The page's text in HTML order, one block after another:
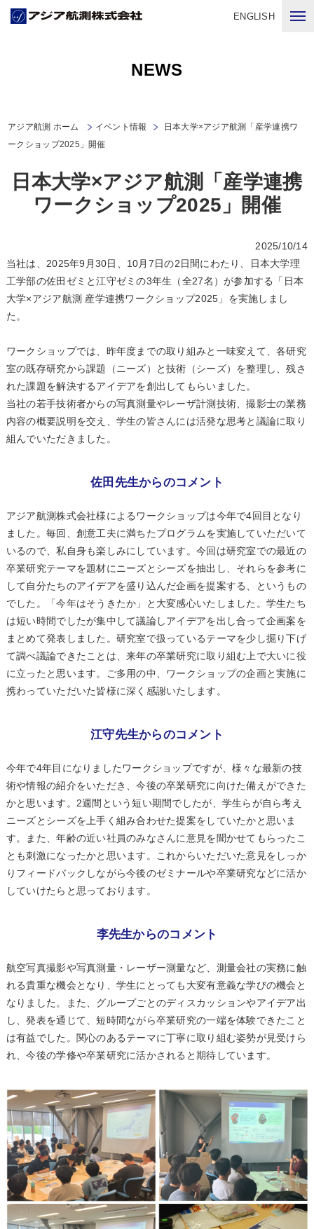
ENGLISH
NEWS
アジア航測 ホーム イベント情報
日本大学×アジア航測「産学連携ワ
ークショップ2025」開催
日本大学×アジア航測「産学連携
ワークショップ2025」開催
2025/10/14
当社は、2025年9月30日、10月7日の2日間にわたり、日本大学理
工学部の佐田ゼミと江守ゼミの3年生（全27名）が参加する「日本
大学×アジア航測 産学連携ワークショップ2025」を実施しまし
た。
ワークショップでは、昨年度までの取り組みと一味変えて、各研究
室の既存研究から課題（ニーズ）と技術（シーズ）を整理し、残さ
れた課題を解決するアイデアを創出してもらいました。
当社の若手技術者からの写真測量やレーザ計測技術、撮影士の業務
内容の概要説明を交え、学生の皆さんには活発な思考と議論に取り
組んでいただきました。
佐田先生からのコメント
アジア航測株式会社様によるワークショップは今年で4回目となり
ました。毎回、創意工夫に満ちたプログラムを実施していただいて
いるので、私自身も楽しみにしています。今回は研究室での最近の
卒業研究テーマを題材にニーズとシーズを抽出し、それらを参考に
して自分たちのアイデアを盛り込んだ企画を提案する、というもの
でした。「今年はそうきたか」と大変感心いたしました。学生たち
は短い時間でしたが集中して議論しアイデアを出し合って企画案を
まとめて発表しました。研究室で扱っているテーマを少し掘り下げ
て調べ議論できたことは、来年の卒業研究に取り組む上で大いに役
に立ったと思います。ご多用の中、ワークショップの企画と実施に
携わっていただいた皆様に深く感謝いたします。
江守先生からのコメント
今年で4年目になりましたワークショップですが、様々な最新の技
術や情報の紹介をいただき、今後の卒業研究に向けた備えができた
かと思います。2週間という短い期間でしたが、学生らが自ら考え
ニーズとシーズを上手く組み合わせた提案をしていたかと思いま
す。また、年齢の近い社員のみなさんに意見を聞かせてもらったこ
とも刺激になったかと思います。これからいただいた意見をしっか
りフィードバックしながら今後のゼミナールや卒業研究などに活か
していけたらと思っております。
李先生からのコメント
航空写真撮影や写真測量・レーザー測量など、測量会社の実務に触
れる貴重な機会となり、学生にとっても大変有意義な学びの機会と
なりました。また、グループごとのディスカッションやアイデア出
し、発表を通じて、短時間ながら卒業研究の一端を体験できたこと
は有益でした。関心のあるテーマに丁寧に取り組む姿勢が見受けら
れ、今後の学修や卒業研究に活かされると期待しています。